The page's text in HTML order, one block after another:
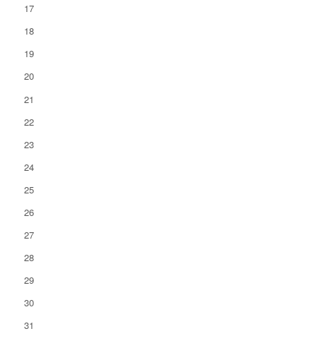
17
18
19
20
21
22
23
24
25
26
27
28
29
30
31